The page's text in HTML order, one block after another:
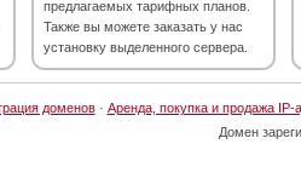
предлагаемых тарифных планов.
Также вы можете заказать у нас
установку выделенного сервера.
доменов· Аренда, покупка и продажа IP-
Домен